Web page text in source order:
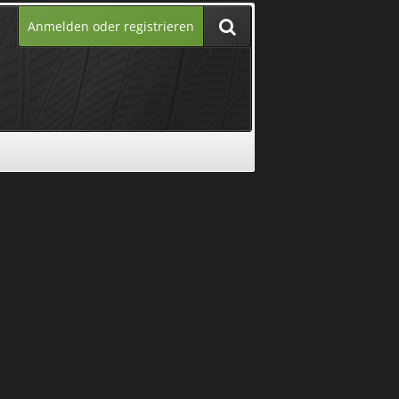
Anmelden oder registrieren